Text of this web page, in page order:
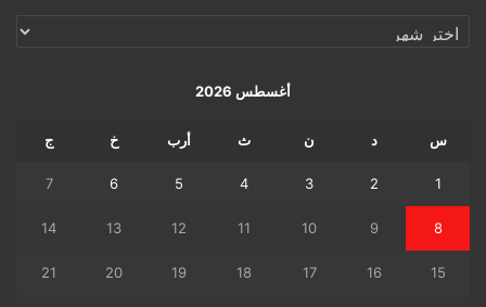
الإرشيف
أغسطس 2026
س د ن ث أرب خ ج
1
2
3
4
5
6
7
8
9
10
11
12
13
14
15
16
17
18
19
20
21